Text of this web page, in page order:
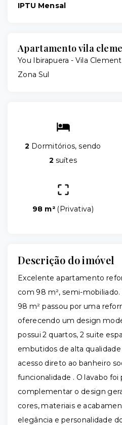
IPTU Mensal
Apartamento vila
You Ibirapuera - Vila
Zona Sul
2 Dormitórios, sendo
2 suítes
98 m² (Privativa)
Descrição do imóvel
Excelente apartamento
com 98 m², semi-
98 m² passou por uma
oferecendo um design
possui 2 quartos, 2 suite
embutidos de alta
acesso direto ao banheiro
funcionalidade . O lavabo foi
complementar o design
cores, materiais e
elegância e personalidade